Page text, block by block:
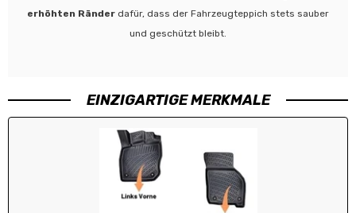
erhöhten Ränder dafür, dass der Fahrzeugteppich stets sauber
und geschützt bleibt.
EINZIGARTIGE MERKMALE